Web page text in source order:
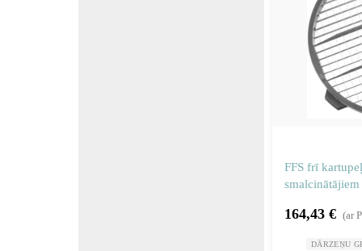
FFS frī
164,43 € (ar
DĀRZEŅU